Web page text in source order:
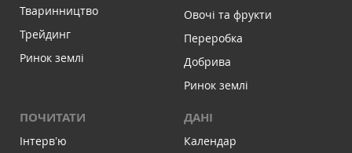
Тваринництво
Трейдинг
Ринок землі
Овочі та фрукти
Переробка
Добрива
Ринок землі
ПОЧИТАТИ
Інтервʼю
ДАНІ
Календар